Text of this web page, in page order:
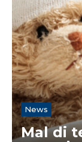
News
Mal di